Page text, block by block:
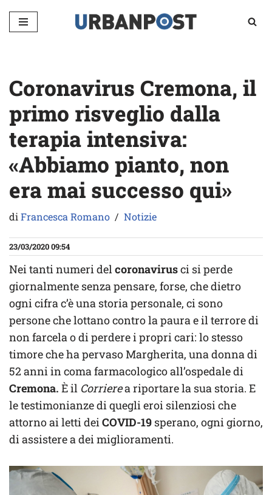
Vai
Coronavirus Cremona, il
primo risveglio dalla
terapia intensiva:
«Abbiamo pianto, non
era mai successo qui»
diFrancesca Romano Notizie
23/03/2020 09:54
Nei tanti numeri delcoronavirusci si perde
giornalmente senza pensare, forse, che dietro
ogni cifra c’è una storia personale, ci sono
persone che lottano contro la paura e il terrore di
non farcela o di perdere i propri cari: lo stesso
timore che ha pervaso Margherita, una donna di
52 anni in coma farmacologico all’ospedale di
Cremona. È il Corrierea riportare la sua storia. E
le testimonianze di quegli eroi silenziosi che
attorno ai letti deiCOVID-19 sperano, ogni giorno,
di assistere a dei miglioramenti.